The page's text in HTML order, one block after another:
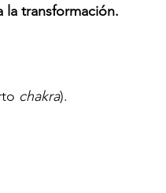
la transformación.
chakra).